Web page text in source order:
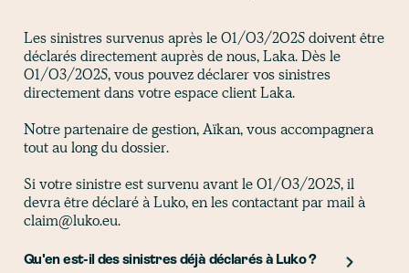
Les sinistres survenus après le 01/03/2025 doivent être
déclarés directement auprès de nous, Laka. Dès le
01/03/2025, vous pouvez déclarer vos sinistres
directement dans votre espace client Laka.
Notre partenaire de gestion, Aïkan, vous accompagnera
tout au long du dossier.
Si votre sinistre est survenu avant le 01/03/2025, il
devra être déclaré à Luko, en les contactant par mail à
claim@luko.eu.
Qu'en est-il des sinistres déjà déclarés à Luko ?